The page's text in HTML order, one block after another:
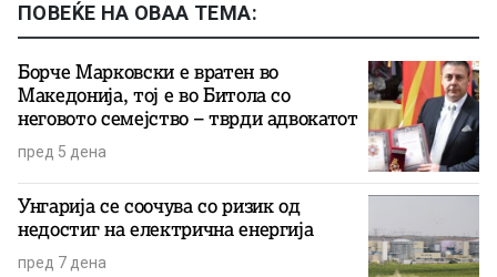
ПОВЕЌЕ НА ОВАА ТЕМА:
Борче Марковски е вратен во
Македонија, тој е во Битола со
неговото семејство – тврди адвокатот
пред 5 дена
Унгарија се соочува со ризик од
недостиг на електрична енергија
пред 7 дена